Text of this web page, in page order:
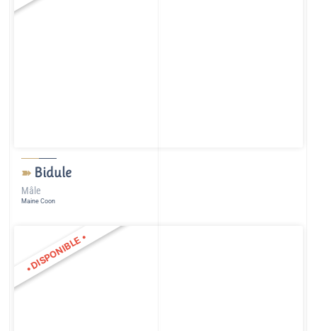
➽ Bidule
Mâle
Maine Coon
•DISPONIBLE•